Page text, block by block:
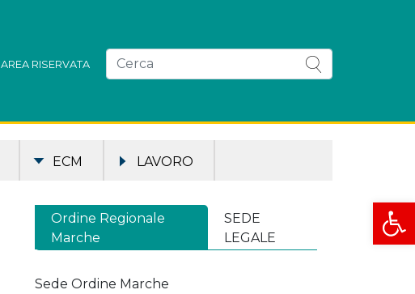
Apri
RISERVATA
ECM LAVORO
Ordine Regionale
Marche
SEDE
LEGALE
Sede Ordine Marche